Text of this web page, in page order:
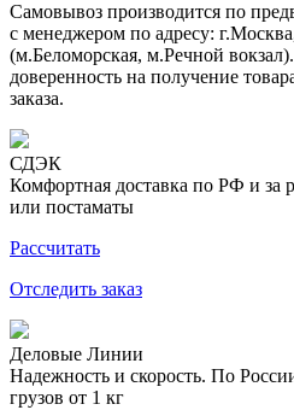
Самовывоз производится по
с менеджером по адресу:
(м.Беломорская, м.Речной
доверенность на получение
заказа.
СДЭК
Комфортная доставка по РФ и за
или постаматы
Рассчитать
Отследить заказ
Деловые Линии
Надежность и скорость. По
грузов от 1 кг